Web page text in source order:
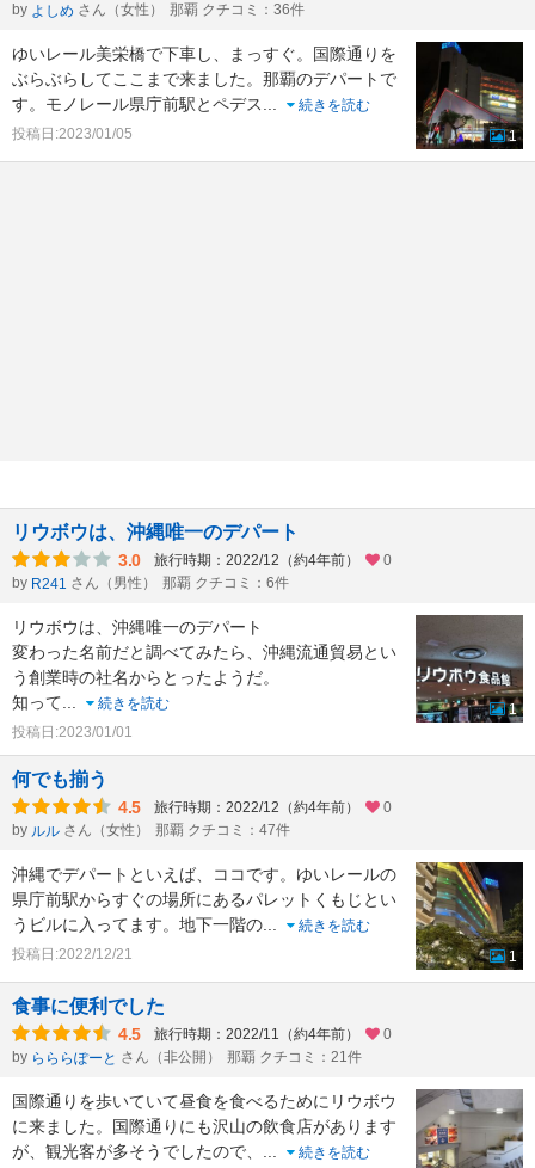
by よしめ さん（女性） 那覇 クチコミ：36件
ゆいレール美栄橋で下車し、まっすぐ。国際通りを
ぶらぶらしてここまで来ました。那覇のデパートで
す。モノレール県庁前駅とペデス
続きを読む
投稿日:2023/01/05
1
リウボウは、沖縄唯一のデパート
3.0 旅行時期：2022/12（約4年前）
0
by R241 さん（男性） 那覇 クチコミ：6件
リウボウは、沖縄唯一のデパート
変わった名前だと調べてみたら、沖縄流通貿易とい
う創業時の社名からとったようだ。
知って
続きを読む
投稿日:2023/01/01
1
何でも揃う
4.5 旅行時期：2022/12（約4年前）
0
by ルル さん（女性） 那覇 クチコミ：47件
沖縄でデパートといえば、ココです。ゆいレールの
県庁前駅からすぐの場所にあるパレットくもじとい
うビルに入ってます。地下一階の
続きを読む
投稿日:2022/12/21
1
食事に便利でした
4.5 旅行時期：2022/11（約4年前）
0
by らららぽーと さん（非公開） 那覇 クチコミ：21件
国際通りを歩いていて昼食を食べるためにリウボウ
に来ました。国際通りにも沢山の飲食店があります
が、観光客が多そうでしたので、
続きを読む